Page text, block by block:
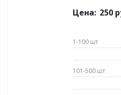
Цена: 250
1-100 шт
101-500 шт